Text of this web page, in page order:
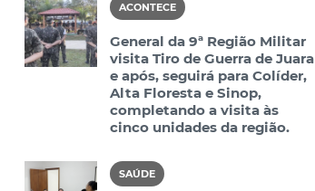
ACONTECE
General da 9ª Região Militar
visita Tiro de Guerra de Juara
e após, seguirá para Colíder,
Alta Floresta e Sinop,
completando a visita às
cinco unidades da região.
SAÚDE